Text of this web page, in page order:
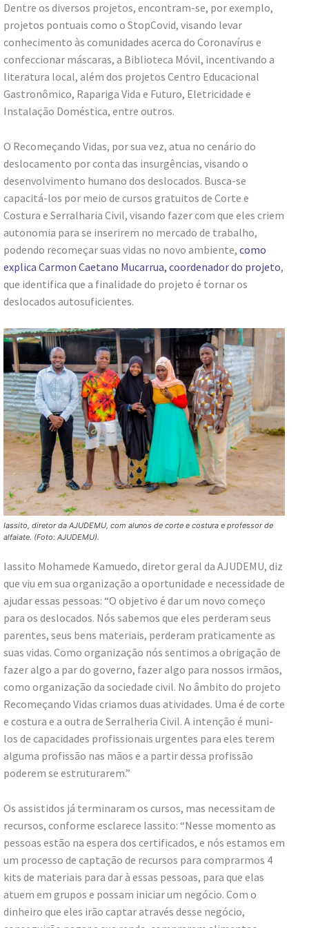
Dentre os diversos projetos, encontram-se, por exemplo,
projetos pontuais como o StopCovid, visando levar
conhecimento às comunidades acerca do Coronavírus e
confeccionar máscaras, a Biblioteca Móvil, incentivando a
literatura local, além dos projetos Centro Educacional
Gastronômico, Rapariga Vida e Futuro, Eletricidade e
Instalação Doméstica, entre outros.
O Recomeçando Vidas, por sua vez, atua no cenário do
deslocamento por conta das insurgências, visando o
desenvolvimento humano dos deslocados. Busca-se
capacitá-los por meio de cursos gratuitos de Corte e
Costura e Serralharia Civil, visando fazer com que eles criem
autonomia para se inserirem no mercado de trabalho,
podendo recomeçar suas vidas no novo ambiente, como
explica Carmon Caetano Mucarrua, coordenador do projeto,
que identifica que a finalidade do projeto é tornar os
deslocados autosuficientes.
Iassito, diretor da AJUDEMU, com alunos de corte e costura e professor de
alfaiate. (Foto: AJUDEMU).
Iassito Mohamede Kamuedo, diretor geral da AJUDEMU, diz
que viu em sua organização a oportunidade e necessidade de
ajudar essas pessoas: “O objetivo é dar um novo começo
para os deslocados. Nós sabemos que eles perderam seus
parentes, seus bens materiais, perderam praticamente as
suas vidas. Como organização nós sentimos a obrigação de
fazer algo a par do governo, fazer algo para nossos irmãos,
como organização da sociedade civil. No âmbito do projeto
Recomeçando Vidas criamos duas atividades. Uma é de corte
e costura e a outra de Serralheria Civil. A intenção é muni-
los de capacidades profissionais urgentes para eles terem
alguma profissão nas mãos e a partir dessa profissão
poderem se estruturarem.”
Os assistidos já terminaram os cursos, mas necessitam de
recursos, conforme esclarece Iassito: “Nesse momento as
pessoas estão na espera dos certificados, e nós estamos em
um processo de captação de recursos para comprarmos 4
kits de materiais para dar à essas pessoas, para que elas
atuem em grupos e possam iniciar um negócio. Com o
dinheiro que eles irão captar através desse negócio,